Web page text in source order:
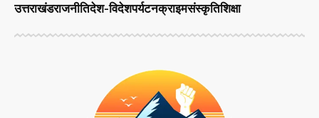
उत्तराखंडराजनीतिदेश-विदेशपर्यटनक्राइमसंस्कृतिशिक्षा